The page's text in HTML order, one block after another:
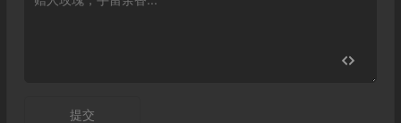
提交